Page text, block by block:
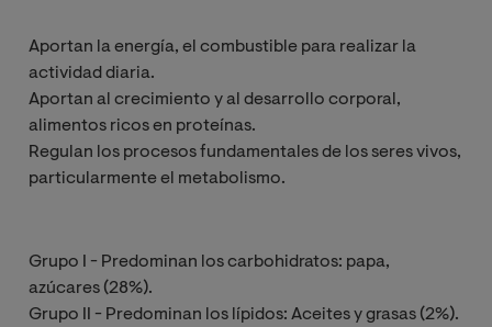
Aportan la energía, el combustible para realizar la
actividad diaria.
Aportan al crecimiento y al desarrollo corporal,
alimentos ricos en proteínas.
Regulan los procesos fundamentales de los seres vivos,
particularmente el metabolismo.
Grupo I - Predominan los carbohidratos: papa,
azúcares (28%).
Grupo II - Predominan los lípidos: Aceites y grasas (2%).